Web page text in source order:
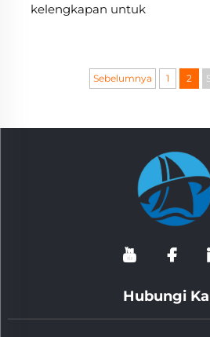
kelengkapan untuk
Sebelumnya 1 2
Hubungi